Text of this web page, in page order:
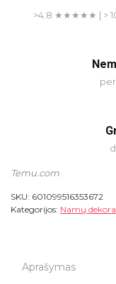
>4.8 ★★★★★ | >
Temu.com
SKU: 601099516353672
Kategorijos: Namų
Aprašymas